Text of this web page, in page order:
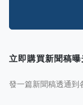
立即購買新聞稿曝
發一篇新聞稿透通到